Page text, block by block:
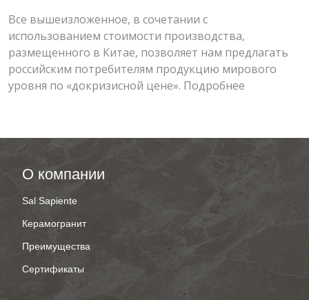
Все вышеизложенное, в сочетании с
использованием стоимости производства,
размещенного в Китае, позволяет нам предлагать
российским потребителям продукцию мирового
уровня по «докризисной цене». Подробнее
О компании
Sal Sapiente
Керамогранит
Преимущества
Сертификаты